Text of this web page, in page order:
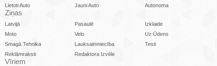
Lietoti Auto Jauni Auto Autonoma
Ziņas
Latvijā Pasaulē
Izklaide
Moto
Velo
Uz Ūdens
Smagā Tehnika
Lauksaimniecība
Testi
Reklāmraksti
Redaktora Izvēle
Vīriem